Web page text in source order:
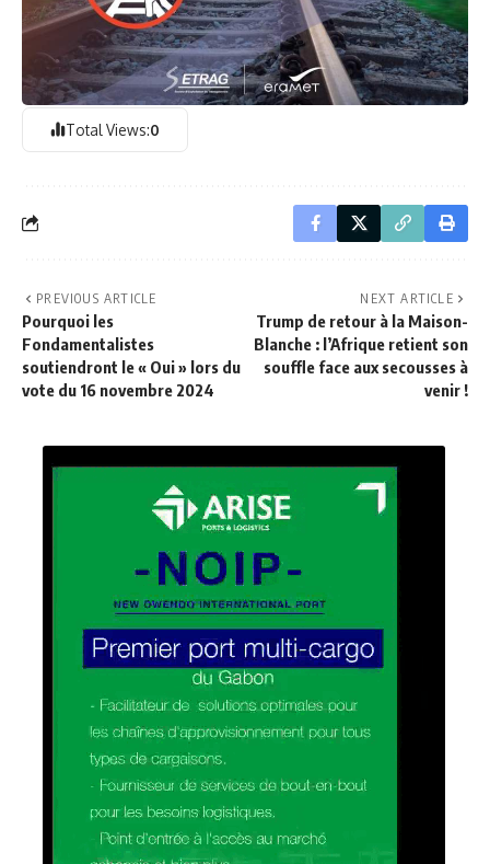
Total Views:0
PREVIOUS ARTICLE
Pourquoi les
Fondamentalistes
soutiendront le « Oui » lors du
vote du 16 novembre 2024
NEXT ARTICLE
Trump de retour à la Maison-
Blanche : l’Afrique retient son
souffle face aux secousses à
venir !